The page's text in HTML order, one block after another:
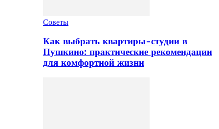
Советы
Как выбрать квартиры-студии в
Пушкино: практические рекомендации
для комфортной жизни